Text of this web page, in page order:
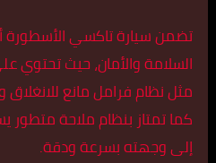
تضمن سيارة تاكسي
السلامة والأمان، حيث تحتوي
مثل نظام فرامل مانع
كما تمتاز بنظام ملاحة
إلى وجهته بسرعة ودقة.